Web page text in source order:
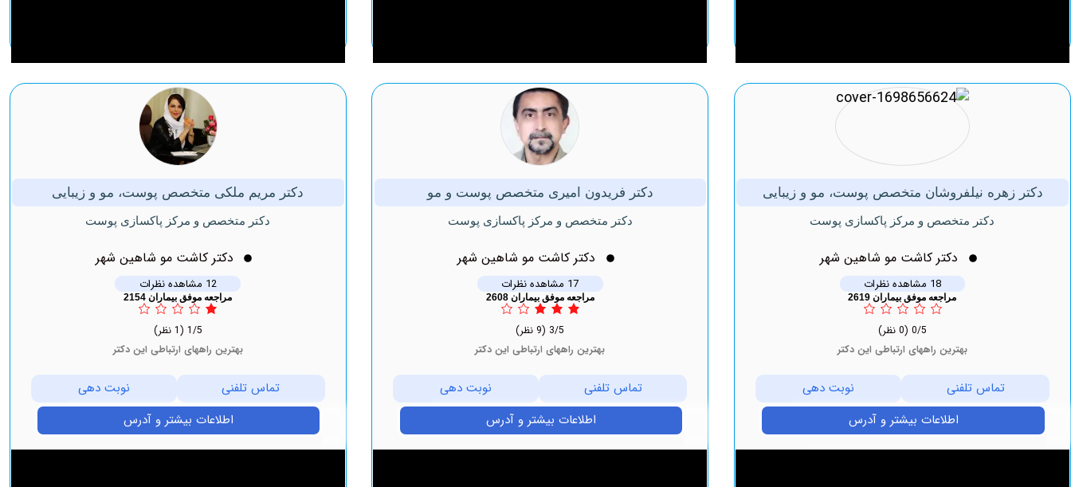
دکتر زهره نیلفروشان متخصص پوست، مو و زیبایی
دکتر متخصص و مرکز پاکسازی پوست
دکتر کاشت مو شاهین شهر
18 مشاهده نظرات
مراجعه موفق بیماران 2619
0/5 (0 نظر)
بهترین راههای ارتباطی این دکتر
تماس تلفنی
نوبت دهی
اطلاعات بیشتر و آدرس
دکتر فریدون امیری متخصص پوست و مو
دکتر متخصص و مرکز پاکسازی پوست
دکتر کاشت مو شاهین شهر
17 مشاهده نظرات
مراجعه موفق بیماران 2608
3/5 (9 نظر)
بهترین راههای ارتباطی این دکتر
تماس تلفنی
نوبت دهی
اطلاعات بیشتر و آدرس
دکتر مریم ملکی متخصص پوست، مو و زیبایی
دکتر متخصص و مرکز پاکسازی پوست
دکتر کاشت مو شاهین شهر
12 مشاهده نظرات
مراجعه موفق بیماران 2154
1/5 (1 نظر)
بهترین راههای ارتباطی این دکتر
تماس تلفنی
نوبت دهی
اطلاعات بیشتر و آدرس